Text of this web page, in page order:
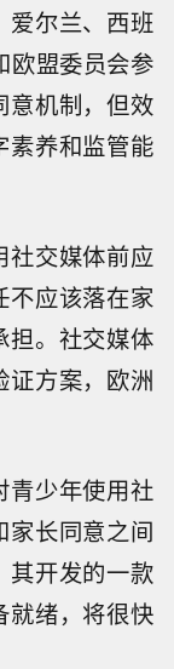
爱尔兰、西班
欧盟委员会参
意机制，但效
素养和监管能
社交媒体前应
不应该落在家
担。社交媒体
证方案，欧洲
青少年使用社
家长同意之间
其开发的一款
就绪，将很快